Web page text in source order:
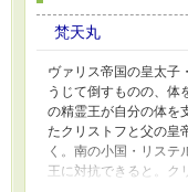
梵天丸
ヴァリス帝国の皇太子
うじて倒すものの、体
の精霊王が自分の体を
たクリストフと父の皇
く。南の小国・リステ
王に対抗できると。ク